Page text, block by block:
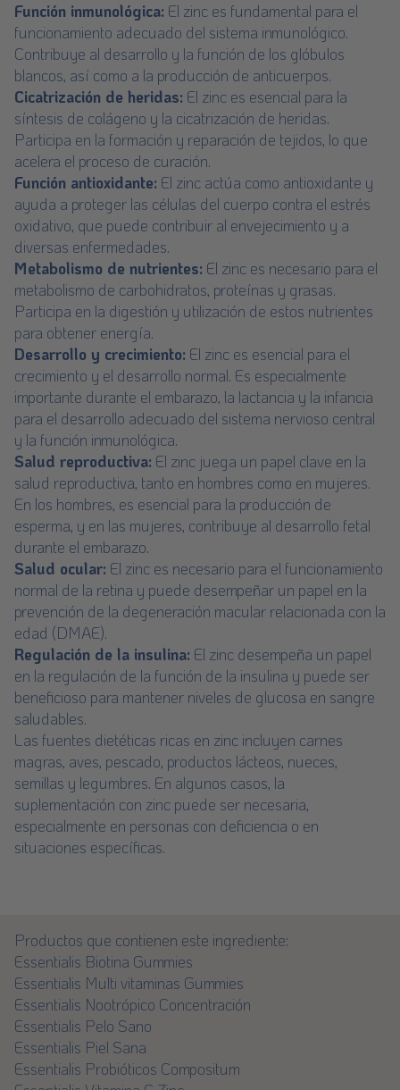
Función inmunológica: El zinc es fundamental para el
funcionamiento adecuado del sistema inmunológico.
Contribuye al desarrollo y la función de los glóbulos
blancos, así como a la producción de anticuerpos.
Cicatrización de heridas: El zinc es esencial para la
síntesis de colágeno y la cicatrización de heridas.
Participa en la formación y reparación de tejidos, lo que
acelera el proceso de curación.
Función antioxidante: El zinc actúa como antioxidante y
ayuda a proteger las células del cuerpo contra el estrés
oxidativo, que puede contribuir al envejecimiento y a
diversas enfermedades.
Metabolismo de nutrientes: El zinc es necesario para el
metabolismo de carbohidratos, proteínas y grasas.
Participa en la digestión y utilización de estos nutrientes
para obtener energía.
Desarrollo y crecimiento: El zinc es esencial para el
crecimiento y el desarrollo normal. Es especialmente
importante durante el embarazo, la lactancia y la infancia
para el desarrollo adecuado del sistema nervioso central
y la función inmunológica.
Salud reproductiva: El zinc juega un papel clave en la
salud reproductiva, tanto en hombres como en mujeres.
En los hombres, es esencial para la producción de
esperma, y en las mujeres, contribuye al desarrollo fetal
durante el embarazo.
Salud ocular: El zinc es necesario para el funcionamiento
normal de la retina y puede desempeñar un papel en la
prevención de la degeneración macular relacionada con la
edad (DMAE).
Regulación de la insulina: El zinc desempeña un papel
en la regulación de la función de la insulina y puede ser
beneficioso para mantener niveles de glucosa en sangre
saludables.
Las fuentes dietéticas ricas en zinc incluyen carnes
magras, aves, pescado, productos lácteos, nueces,
semillas y legumbres. En algunos casos, la
suplementación con zinc puede ser necesaria,
especialmente en personas con deficiencia o en
situaciones específicas.
Productos que contienen este ingrediente:
Essentialis Biotina Gummies
Essentialis Multi vitaminas Gummies
Essentialis Nootrópico Concentración
Essentialis Pelo Sano
Essentialis Piel Sana
Essentialis Probióticos Compositum